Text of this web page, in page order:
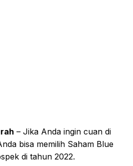
– Jika Anda ingin cuan di
bisa memilih Saham Blue
di tahun 2022.